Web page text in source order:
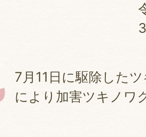
7月11日に駆除した
により加害ツキノワ